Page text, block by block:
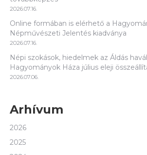
2026.07.16.
Online formában is elérhető a
Népművészeti Jelentés kiadványa
2026.07.16.
Népi szokások, hiedelmek az Áldás
Hagyományok Háza július eleji
2026.07.06.
Arhívum
2026
2025